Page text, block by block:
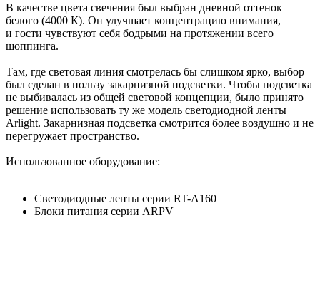
В качестве цвета свечения был выбран дневной оттенок
белого (4000 К). Он улучшает концентрацию внимания,
и гости чувствуют себя бодрыми на протяжении всего
шоппинга.
Там, где световая линия смотрелась бы слишком ярко, выбор
был сделан в пользу закарнизной подсветки. Чтобы подсветка
не выбивалась из общей световой концепции, было принято
решение использовать ту же модель светодиодной ленты
Arlight. Закарнизная подсветка смотрится более воздушно и не
перегружает пространство.
Использованное оборудование:
Светодиодные ленты серии RT-A160
Блоки питания серии ARPV